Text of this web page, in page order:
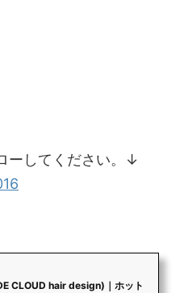
ーしてください。↓
CLOUD hair design)｜ホット